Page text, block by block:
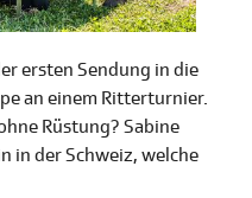
ersten Sendung in die
an einem Ritterturnier.
Rüstung? Sabine
in der Schweiz, welche